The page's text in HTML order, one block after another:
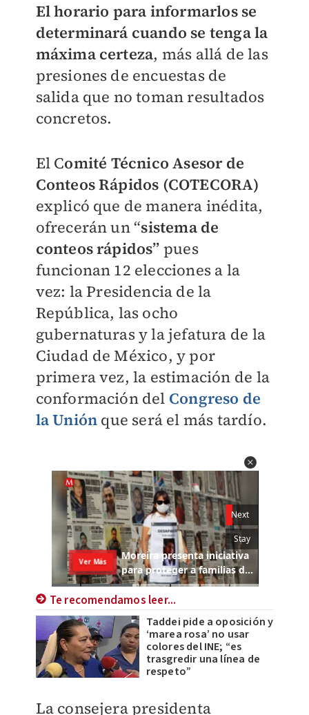
El horario para informarlos se
determinará cuando se tenga la
máxima certeza, más allá de las
presiones de encuestas de
salida que no toman resultados
concretos.
El Comité Técnico Asesor de
Conteos Rápidos (COTECORA)
explicó que de manera inédita,
ofrecerán un “sistema de
conteos rápidos” pues
funcionan 12 elecciones a la
vez: la Presidencia de la
República, las ocho
gubernaturas y la jefatura de la
Ciudad de México, y por
primera vez, la estimación de la
conformación del Congreso de
la Unión que será el más tardío.
Te recomendamos leer...
Taddei pide a oposición y
‘marea rosa’ no usar
colores del INE; “es
trasgredir una línea de
respeto”
La consejera presidenta